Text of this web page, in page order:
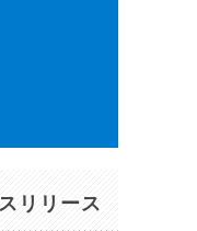
リリース